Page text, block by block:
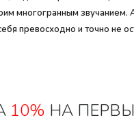
многогранным
превосходно и точно не
10% НА